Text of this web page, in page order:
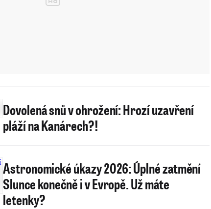
Dovolená snů v ohrožení: Hrozí uzavření
pláží na Kanárech?!
Astronomické úkazy 2026: Úplné zatmění
Slunce konečně i v Evropě. Už máte
letenky?